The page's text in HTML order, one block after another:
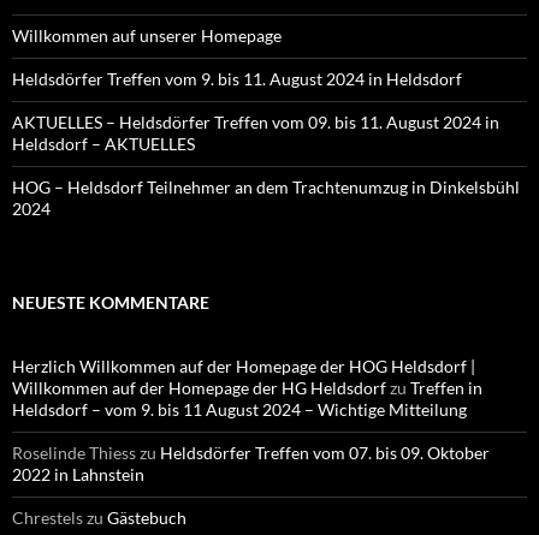
Willkommen auf unserer Homepage
Heldsdörfer Treffen vom 9. bis 11. August 2024 in Heldsdorf
AKTUELLES – Heldsdörfer Treffen vom 09. bis 11. August 2024 in
Heldsdorf – AKTUELLES
HOG – Heldsdorf Teilnehmer an dem Trachtenumzug in Dinkelsbühl
2024
NEUESTE KOMMENTARE
Herzlich Willkommen auf der Homepage der HOG Heldsdorf |
Willkommen auf der Homepage der HG Heldsdorfzu Treffen in
Heldsdorf – vom 9. bis 11 August 2024 – Wichtige Mitteilung
Roselinde Thiesszu Heldsdörfer Treffen vom 07. bis 09. Oktober
2022 in Lahnstein
Chrestelszu Gästebuch